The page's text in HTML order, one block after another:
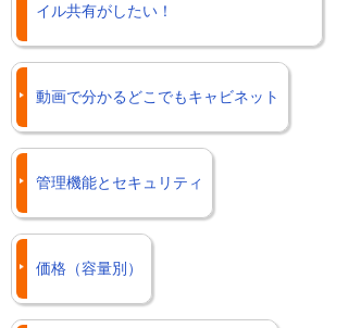
それぞれのアクセス権の違いを見てみまし
ょう。
「登録権」が付与されているユーザーはフ
ァイルの登録やファイルを変更したり、削
除する操作が可能です。
「参照権」が付与されているユーザーはフ
ァイルをダウンロードし、閲覧することが
可能です。
ん。
イル共有がしたい！
動画で分かるどこでもキャビネット
管理機能とセキュリティ
価格（容量別）